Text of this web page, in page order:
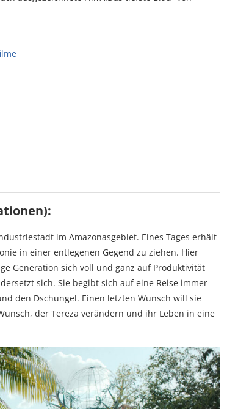
im Amazonasgebiet. Eines Tages erhält
in einer entlegenen Gegend zu ziehen. Hier
Generation sich voll und ganz auf Produktivität
sich. Sie begibt sich auf eine Reise immer
den Dschungel. Einen letzten Wunsch will sie
der Tereza verändern und ihr Leben in eine